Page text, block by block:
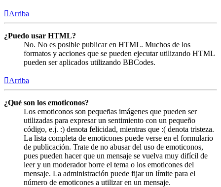
Arriba
¿Puedo usar HTML?
No. No es posible publicar en HTML. Muchos de los
formatos y acciones que se pueden ejecutar utilizando HTML
pueden ser aplicados utilizando BBCodes.
Arriba
¿Qué son los emoticonos?
Los emoticonos son pequeñas imágenes que pueden ser
utilizadas para expresar un sentimiento con un pequeño
código, e.j. :) denota felicidad, mientras que :( denota tristeza.
La lista completa de emoticones puede verse en el formulario
de publicación. Trate de no abusar del uso de emoticonos,
pues pueden hacer que un mensaje se vuelva muy difícil de
leer y un moderador borre el tema o los emoticones del
mensaje. La administración puede fijar un límite para el
número de emoticones a utilizar en un mensaje.